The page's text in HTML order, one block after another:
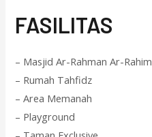
FASILITAS
– Masjid Ar-Rahman Ar-Rahim
– Rumah Tahfidz
– Area Memanah
– Playground